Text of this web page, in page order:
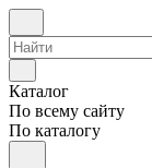
Каталог
По всему сайту
По каталогу